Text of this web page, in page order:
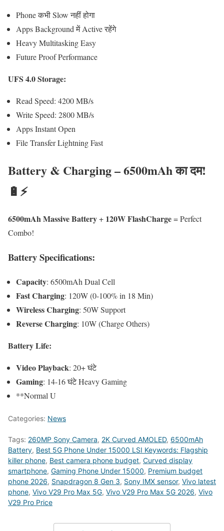
Phone कभी Slow नहीं होगा
Apps Background में Active रहेंगे
Heavy Multitasking Easy
Future Proof Performance
UFS 4.0 Storage:
Read Speed: 4200 MB/s
Write Speed: 2800 MB/s
Apps Instant Open
File Transfer Lightning Fast
Battery & Charging – 6500mAh का दम!
🔋⚡
6500mAh Massive Battery+ 120W FlashCharge= Perfect
Combo!
Battery Specifications:
Capacity: 6500mAh Dual Cell
Fast Charging: 120W (0-100% in 18 Min)
Wireless Charging: 50W Support
Reverse Charging: 10W (Charge Others)
Battery Life:
Video Playback: 20+ घंटे
Gaming: 14-16 घंटे Heavy Gaming
**Normal U
Categories: News
Tags: 260MP Sony Camera, 2K Curved AMOLED, 6500mAh
Battery, Best 5G Phone Under 15000 LSI Keywords: Flagship
killer phone, Best camera phone budget, Curved display
smartphone, Gaming Phone Under 15000, Premium budget
phone 2026, Snapdragon 8 Gen 3, Sony IMX sensor, Vivo latest
phone, Vivo V29 Pro Max 5G, Vivo V29 Pro Max 5G 2026, Vivo
V29 Pro Price